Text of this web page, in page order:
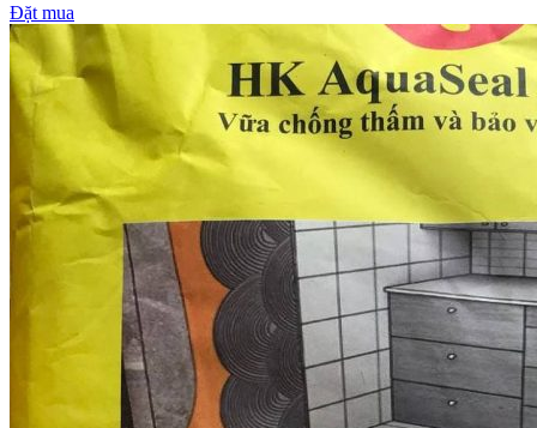
Đặt mua